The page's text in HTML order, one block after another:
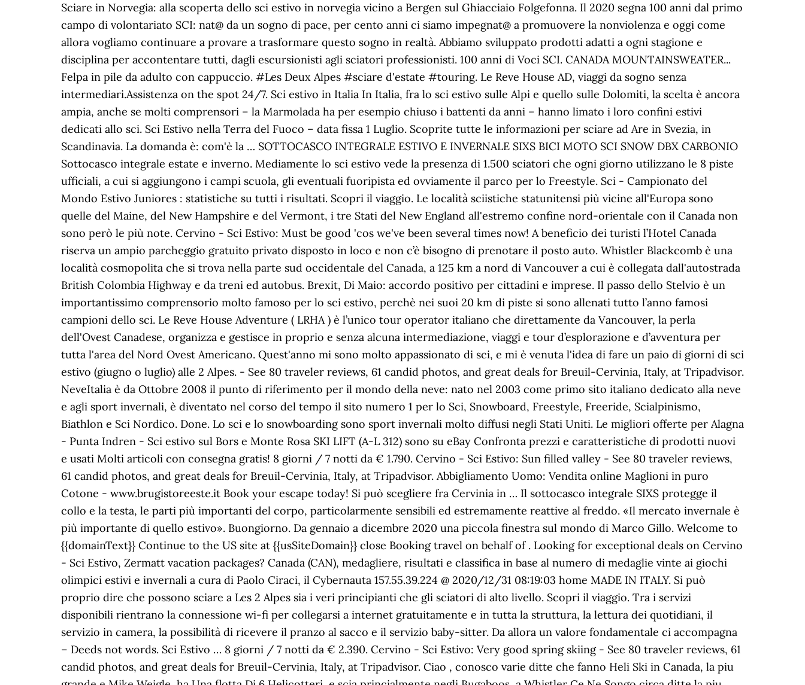
Sciare in Norvegia: alla scoperta dello sci estivo in norvegia vicino a Bergen sul Ghiacciaio Folgefonna. Il 2020 segna 100 anni dal primo
campo di volontariato SCI: nat@ da un sogno di pace, per cento anni ci siamo impegnat@ a promuovere la nonviolenza e oggi come
allora vogliamo continuare a provare a trasformare questo sogno in realtà. Abbiamo sviluppato prodotti adatti a ogni stagione e
disciplina per accontentare tutti, dagli escursionisti agli sciatori professionisti. 100 anni di Voci SCI. CANADA MOUNTAINSWEATER...
Felpa in pile da adulto con cappuccio. #Les Deux Alpes #sciare d'estate #touring. Le Reve House AD, viaggi da sogno senza
intermediari.Assistenza on the spot 24/7. Sci estivo in Italia In Italia, fra lo sci estivo sulle Alpi e quello sulle Dolomiti, la scelta è ancora
ampia, anche se molti comprensori – la Marmolada ha per esempio chiuso i battenti da anni – hanno limato i loro confini estivi
dedicati allo sci. Sci Estivo nella Terra del Fuoco – data fissa 1 Luglio. Scoprite tutte le informazioni per sciare ad Are in Svezia, in
Scandinavia. La domanda è: com'è la … SOTTOCASCO INTEGRALE ESTIVO E INVERNALE SIXS BICI MOTO SCI SNOW DBX CARBONIO
Sottocasco integrale estate e inverno. Mediamente lo sci estivo vede la presenza di 1.500 sciatori che ogni giorno utilizzano le 8 piste
ufficiali, a cui si aggiungono i campi scuola, gli eventuali fuoripista ed ovviamente il parco per lo Freestyle. Sci - Campionato del
Mondo Estivo Juniores : statistiche su tutti i risultati. Scopri il viaggio. Le località sciistiche statunitensi più vicine all'Europa sono
quelle del Maine, del New Hampshire e del Vermont, i tre Stati del New England all'estremo confine nord-orientale con il Canada non
sono però le più note. Cervino - Sci Estivo: Must be good 'cos we've been several times now! A beneficio dei turisti l’Hotel Canada
riserva un ampio parcheggio gratuito privato disposto in loco e non c’è bisogno di prenotare il posto auto. Whistler Blackcomb è una
località cosmopolita che si trova nella parte sud occidentale del Canada, a 125 km a nord di Vancouver a cui è collegata dall'autostrada
British Colombia Highway e da treni ed autobus. Brexit, Di Maio: accordo positivo per cittadini e imprese. Il passo dello Stelvio è un
importantissimo comprensorio molto famoso per lo sci estivo, perchè nei suoi 20 km di piste si sono allenati tutto l’anno famosi
campioni dello sci. Le Reve House Adventure ( LRHA ) è l’unico tour operator italiano che direttamente da Vancouver, la perla
dell'Ovest Canadese, organizza e gestisce in proprio e senza alcuna intermediazione, viaggi e tour d’esplorazione e d’avventura per
tutta l'area del Nord Ovest Americano. Quest'anno mi sono molto appassionato di sci, e mi è venuta l'idea di fare un paio di giorni di sci
estivo (giugno o luglio) alle 2 Alpes. - See 80 traveler reviews, 61 candid photos, and great deals for Breuil-Cervinia, Italy, at Tripadvisor.
NeveItalia è da Ottobre 2008 il punto di riferimento per il mondo della neve: nato nel 2003 come primo sito italiano dedicato alla neve
e agli sport invernali, è diventato nel corso del tempo il sito numero 1 per lo Sci, Snowboard, Freestyle, Freeride, Scialpinismo,
Biathlon e Sci Nordico. Done. Lo sci e lo snowboarding sono sport invernali molto diffusi negli Stati Uniti. Le migliori offerte per Alagna
- Punta Indren - Sci estivo sul Bors e Monte Rosa SKI LIFT (A-L 312) sono su eBay Confronta prezzi e caratteristiche di prodotti nuovi
e usati Molti articoli con consegna gratis! 8 giorni / 7 notti da € 1.790. Cervino - Sci Estivo: Sun filled valley - See 80 traveler reviews,
61 candid photos, and great deals for Breuil-Cervinia, Italy, at Tripadvisor. Abbigliamento Uomo: Vendita online Maglioni in puro
Cotone - www.brugistoreeste.it Book your escape today! Si può scegliere fra Cervinia in … Il sottocasco integrale SIXS protegge il
collo e la testa, le parti più importanti del corpo, particolarmente sensibili ed estremamente reattive al freddo. «Il mercato invernale è
più importante di quello estivo». Buongiorno. Da gennaio a dicembre 2020 una piccola finestra sul mondo di Marco Gillo. Welcome to
{{domainText}} Continue to the US site at {{usSiteDomain}} close Booking travel on behalf of . Looking for exceptional deals on Cervino
- Sci Estivo, Zermatt vacation packages? Canada (CAN), medagliere, risultati e classifica in base al numero di medaglie vinte ai giochi
olimpici estivi e invernali a cura di Paolo Ciraci, il Cybernauta 157.55.39.224 @ 2020/12/31 08:19:03 home MADE IN ITALY. Si può
proprio dire che possono sciare a Les 2 Alpes sia i veri principianti che gli sciatori di alto livello. Scopri il viaggio. Tra i servizi
disponibili rientrano la connessione wi-fi per collegarsi a internet gratuitamente e in tutta la struttura, la lettura dei quotidiani, il
servizio in camera, la possibilità di ricevere il pranzo al sacco e il servizio baby-sitter. Da allora un valore fondamentale ci accompagna
– Deeds not words. Sci Estivo … 8 giorni / 7 notti da € 2.390. Cervino - Sci Estivo: Very good spring skiing - See 80 traveler reviews, 61
candid photos, and great deals for Breuil-Cervinia, Italy, at Tripadvisor. Ciao , conosco varie ditte che fanno Heli Ski in Canada, la piu